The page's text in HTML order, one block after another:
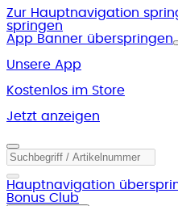
Zur Hauptnavigation
springen
App Banner überspringen
Unsere App
Kostenlos im Store
Jetzt anzeigen
Hauptnavigation
Bonus Club